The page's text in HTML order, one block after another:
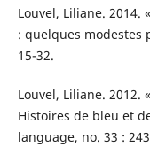
Louvel, Liliane. 2014.
: quelques modestes
15-32.
Louvel, Liliane.
Histoires de bleu et
language, no. 33 :